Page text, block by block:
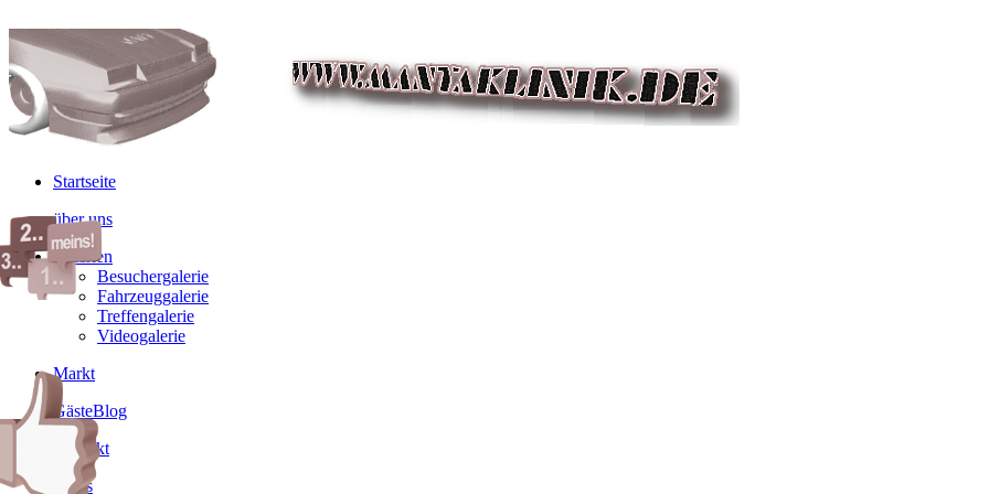
Startseite
über uns
Galerien
Besuchergalerie
Fahrzeuggalerie
Treffengalerie
Videogalerie
Markt
GästeBlog
Kontakt
Links